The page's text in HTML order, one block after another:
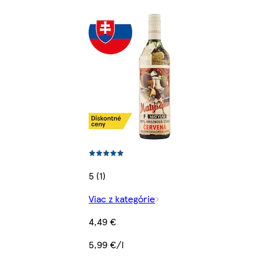
5 (1)
Viac z kategórie
4,49 €
5,99 €/l